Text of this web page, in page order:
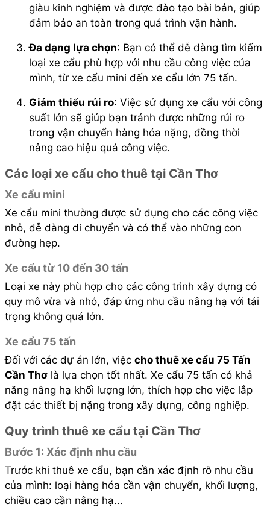
giàu kinh nghiệm và được đào tạo bài bản, giúp
đảm bảo an toàn trong quá trình vận hành.
Đa dạng lựa chọn: Bạn có thể dễ dàng tìm kiếm
loại xe cẩu phù hợp với nhu cầu công việc của
mình, từ xe cẩu mini đến xe cẩu lớn 75 tấn.
Giảm thiểu rủi ro: Việc sử dụng xe cẩu với công
suất lớn sẽ giúp bạn tránh được những rủi ro
trong vận chuyển hàng hóa nặng, đồng thời
nâng cao hiệu quả công việc.
Các loại xe cẩu cho thuê tại Cần Thơ
Xe cẩu mini
Xe cẩu mini thường được sử dụng cho các công việc
nhỏ, dễ dàng di chuyển và có thể vào những con
đường hẹp.
Xe cẩu từ 10 đến 30 tấn
Loại xe này phù hợp cho các công trình xây dựng có
quy mô vừa và nhỏ, đáp ứng nhu cầu nâng hạ với tải
trọng không quá lớn.
Xe cẩu 75 tấn
Đối với các dự án lớn, việc cho thuê xe cẩu 75 Tấn
Cần Thơlà lựa chọn tốt nhất. Xe cẩu 75 tấn có khả
năng nâng hạ khối lượng lớn, thích hợp cho việc lắp
đặt các thiết bị nặng trong xây dựng, công nghiệp.
Quy trình thuê xe cẩu tại Cần Thơ
Bước 1: Xác định nhu cầu
Trước khi thuê xe cẩu, bạn cần xác định rõ nhu cầu
của mình: loại hàng hóa cần vận chuyển, khối lượng,
chiều cao cần nâng hạ...